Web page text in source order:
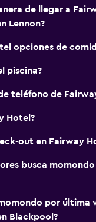
de llegar a
Lennon?
opciones de
piscina?
teléfono de
Hotel?
out en Fairway
busca
por última
Blackpool?